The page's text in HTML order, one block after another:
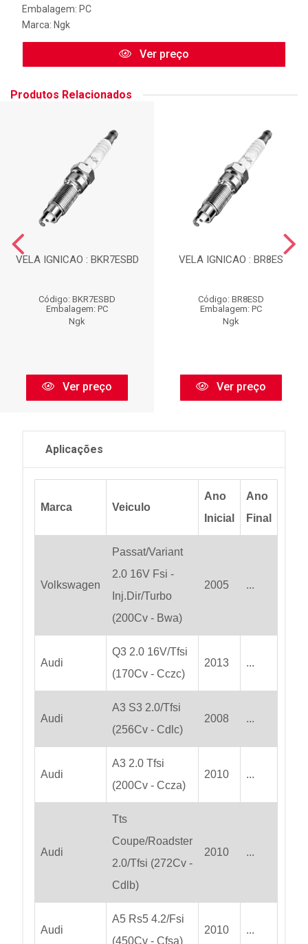
Embalagem: PC
Marca: Ngk
Ver preço
Produtos Relacionados
VELA IGNICAO : BKR7ESBD
Código: BKR7ESBD
Embalagem: PC
Ngk
Ver preço
VELA IGNICAO : BR8ES
Código: BR8ESD
Embalagem: PC
Ngk
Ver preço
Aplicações
Marca Veiculo
Ano
Inicial
Ano
Final
Volkswagen
Passat/Variant
2.0 16V Fsi -
Inj.Dir/Turbo
(200Cv - Bwa)
2005 ...
Audi
Q3 2.0 16V/Tfsi
(170Cv - Cczc)
2013 ...
Audi
A3 S3 2.0/Tfsi
(256Cv - Cdlc)
2008 ...
Audi
A3 2.0 Tfsi
(200Cv - Ccza)
2010 ...
Audi
Tts
Coupe/Roadster
2.0/Tfsi (272Cv -
Cdlb)
2010 ...
Audi
A5 Rs5 4.2/Fsi
(450Cv - Cfsa)
2010 ...